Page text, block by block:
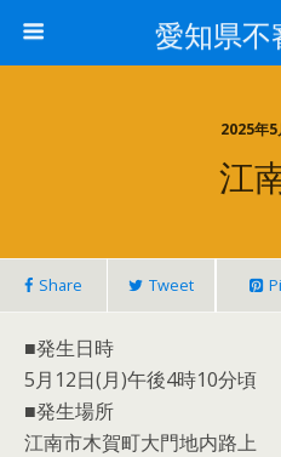
愛知県不
2025年5
江
Share Tweet
■発生日時
5月12日(月)午後4時10分頃
■発生場所
江南市木賀町大門地内路上